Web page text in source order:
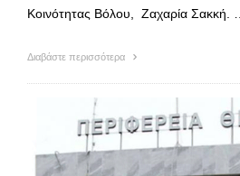
Κοινότητας Βόλου, Ζαχαρία Σακκή. …
Διαβάστε περισσότερα